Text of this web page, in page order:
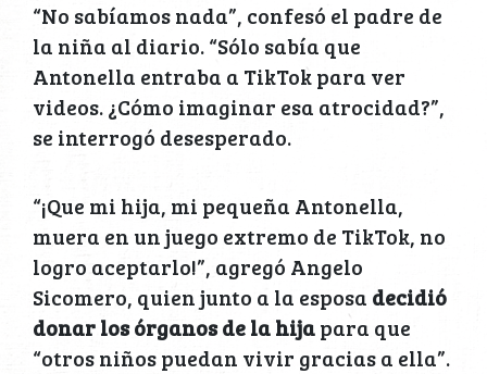
“No sabíamos nada”, confesó el padre de
la niña al diario. “Sólo sabía que
Antonella entraba a TikTok para ver
videos. ¿Cómo imaginar esa atrocidad?”,
se interrogó desesperado.
“¡Que mi hija, mi pequeña Antonella,
muera en un juego extremo de TikTok, no
logro aceptarlo!”, agregó Angelo
Sicomero, quien junto a la esposa decidió
donar los órganos de la hijapara que
“otros niños puedan vivir gracias a ella”.